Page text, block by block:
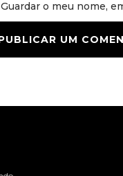
Guardar o meu nome,